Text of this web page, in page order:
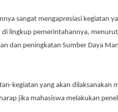
sangat mengapresiasi kegiatan
di lingkup pemerintahannya,
dan peningkatan Sumber Daya
kegiatan yang akan dilaksanakan
jika mahasiswa melakukan